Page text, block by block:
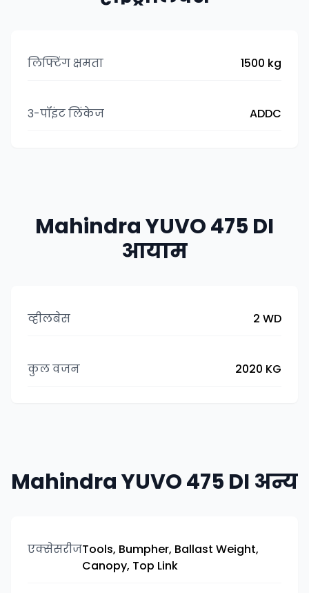
लिफ्टिंग क्षमता 1500 kg
3-पॉइंट लिंकेज ADDC
Mahindra YUVO 475 DI
आयाम
व्हीलबेस 2 WD
कुल वजन 2020 KG
Mahindra YUVO 475 DI अन्य
एक्सेसरीजTools, Bumpher, Ballast Weight,
Canopy, Top Link